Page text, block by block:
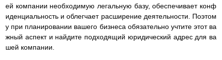
ей компании необходимую легальную базу, обеспечивает конф
иденциальность и облегчает расширение деятельности. Поэтом
у при планировании вашего бизнеса обязательно учтите этот ва
жный аспект и найдите подходящий юридический адрес для ва
шей компании.